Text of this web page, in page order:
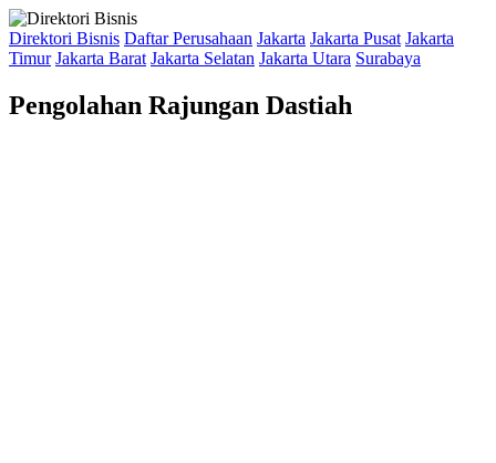
Direktori Bisnis Daftar Perusahaan Jakarta Jakarta Pusat Jakarta
Timur Jakarta Barat Jakarta Selatan Jakarta Utara Surabaya
Pengolahan Rajungan Dastiah